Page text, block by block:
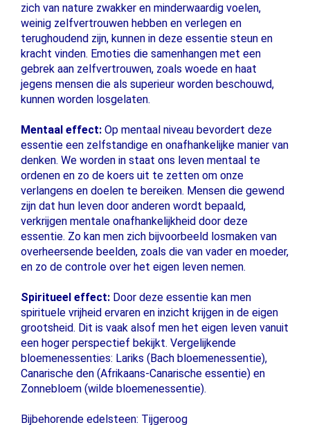
zich van nature zwakker en minderwaardig voelen,
weinig zelfvertrouwen hebben en verlegen en
terughoudend zijn, kunnen in deze essentie steun en
kracht vinden. Emoties die samenhangen met een
gebrek aan zelfvertrouwen, zoals woede en haat
jegens mensen die als superieur worden beschouwd,
kunnen worden losgelaten.
Mentaal effect: Op mentaal niveau bevordert deze
essentie een zelfstandige en onafhankelijke manier van
denken. We worden in staat ons leven mentaal te
ordenen en zo de koers uit te zetten om onze
verlangens en doelen te bereiken. Mensen die gewend
zijn dat hun leven door anderen wordt bepaald,
verkrijgen mentale onafhankelijkheid door deze
essentie. Zo kan men zich bijvoorbeeld losmaken van
overheersende beelden, zoals die van vader en moeder,
en zo de controle over het eigen leven nemen.
Spiritueel effect: Door deze essentie kan men
spirituele vrijheid ervaren en inzicht krijgen in de eigen
grootsheid. Dit is vaak alsof men het eigen leven vanuit
een hoger perspectief bekijkt. Vergelijkende
bloemenessenties: Lariks (Bach bloemenessentie),
Canarische den (Afrikaans-Canarische essentie) en
Zonnebloem (wilde bloemenessentie).
Bijbehorende edelsteen: Tijgeroog